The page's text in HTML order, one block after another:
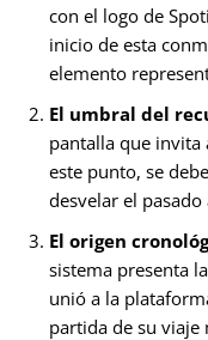
con el logo de
inicio de esta
elemento
El umbral del
pantalla que invita
este punto, se
desvelar el
El origen
sistema presenta
unió a la
partida de su viaje